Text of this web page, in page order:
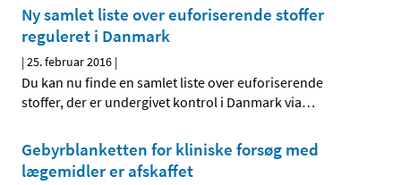
Ny samlet liste over euforiserende stoffer
reguleret i Danmark
|25. februar 2016 |
Du kan nu finde en samlet liste over euforiserende
stoffer, der er undergivet kontrol i Danmark via…
Gebyrblanketten for kliniske forsøg med
lægemidler er afskaffet